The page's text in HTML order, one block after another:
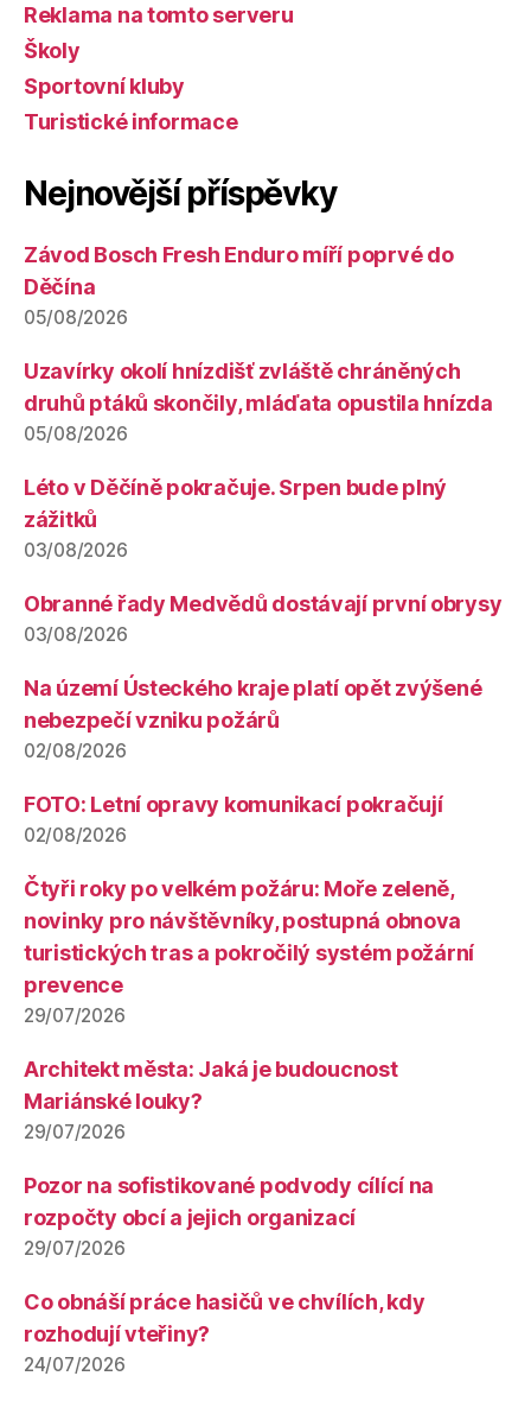
Reklama na tomto serveru
Školy
Sportovní kluby
Turistické informace
Nejnovější příspěvky
Závod Bosch Fresh Enduro míří poprvé do
Děčína
05/08/2026
Uzavírky okolí hnízdišť zvláště chráněných
druhů ptáků skončily, mláďata opustila hnízda
05/08/2026
Léto v Děčíně pokračuje. Srpen bude plný
zážitků
03/08/2026
Obranné řady Medvědů dostávají první obrysy
03/08/2026
Na území Ústeckého kraje platí opět zvýšené
nebezpečí vzniku požárů
02/08/2026
FOTO: Letní opravy komunikací pokračují
02/08/2026
Čtyři roky po velkém požáru: Moře zeleně,
novinky pro návštěvníky, postupná obnova
turistických tras a pokročilý systém požární
prevence
29/07/2026
Architekt města: Jaká je budoucnost
Mariánské louky?
29/07/2026
Pozor na sofistikované podvody cílící na
rozpočty obcí a jejich organizací
29/07/2026
Co obnáší práce hasičů ve chvílích, kdy
rozhodují vteřiny?
24/07/2026